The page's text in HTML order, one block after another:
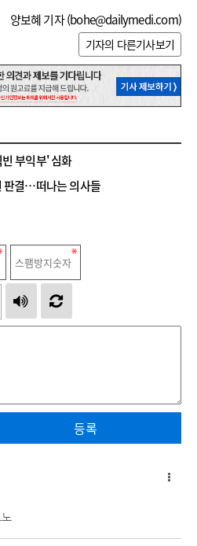
양보혜 기자 (bohe@dailymedi.com)
기자의 다른기사보기
부익부' 심화
판결…떠나는 의사들
등록